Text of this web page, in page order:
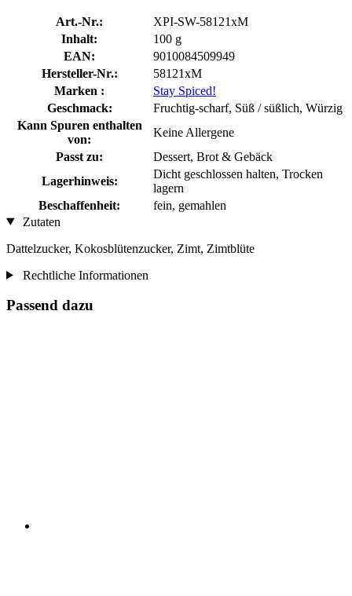
Art.-Nr.:
XPI-SW-58121xM
Inhalt:
100 g
EAN:
9010084509949
Hersteller-Nr.:
58121xM
Marken :
Stay Spiced!
Geschmack:
Fruchtig-scharf, Süß / süßlich, Würzig
Kann Spuren enthalten
von:
Keine Allergene
Passt zu:
Dessert, Brot & Gebäck
Lagerhinweis:
Dicht geschlossen halten, Trocken
lagern
Beschaffenheit:
fein, gemahlen
Zutaten
Dattelzucker, Kokosblütenzucker, Zimt, Zimtblüte
Rechtliche Informationen
Passend dazu